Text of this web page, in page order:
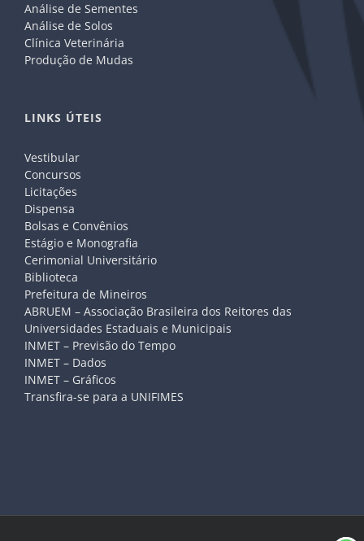
Análise de Sementes
Análise de Solos
Clínica Veterinária
Produção de Mudas
LINKS ÚTEIS
Vestibular
Concursos
Licitações
Dispensa
Bolsas e Convênios
Estágio e Monografia
Cerimonial Universitário
Biblioteca
Prefeitura de Mineiros
ABRUEM – Associação Brasileira dos Reitores das
Universidades Estaduais e Municipais
INMET – Previsão do Tempo
INMET – Dados
INMET – Gráficos
Transfira-se para a UNIFIMES